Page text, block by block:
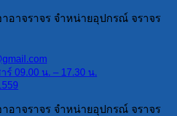
อาจราจร จำหน่ายอุปกรณ์ จราจร
ร์ 09.00 น. – 17.30 น.
อาจราจร จำหน่ายอุปกรณ์ จราจร